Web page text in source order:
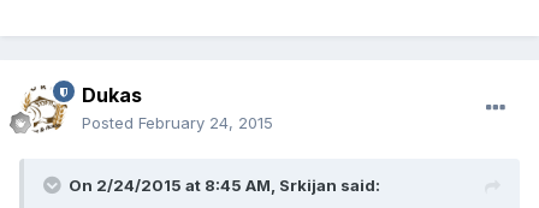
Dukas
Posted February 24, 2015
On 2/24/2015 at 8:45 AM, Srkijan said: